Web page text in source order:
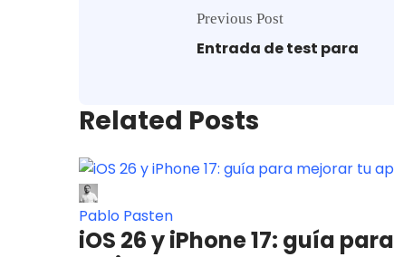
Previous Post
Entrada de test para
Related Posts
Pablo Pasten
iOS 26 y iPhone 17: guía para